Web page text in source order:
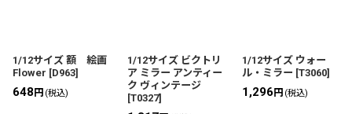
1/12サイズ 額 絵画
Flower [D963]
648 円 (税込)
1/12サイズ ビクトリ
ア ミラー アンティー
ク ヴィンテージ
[T0327]
1/12サイズ ウォー
ル・ミラー [T3060]
1,296 円 (税込)